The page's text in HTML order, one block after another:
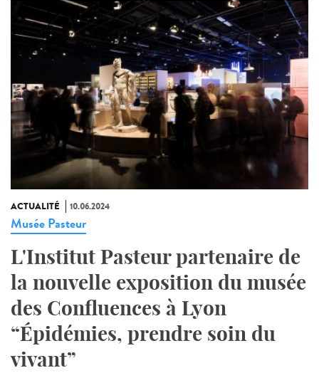
ACTUALITÉ 10.06.2024
Musée Pasteur
L'Institut Pasteur partenaire de
la nouvelle exposition du musée
des Confluences à Lyon
“Épidémies, prendre soin du
vivant”